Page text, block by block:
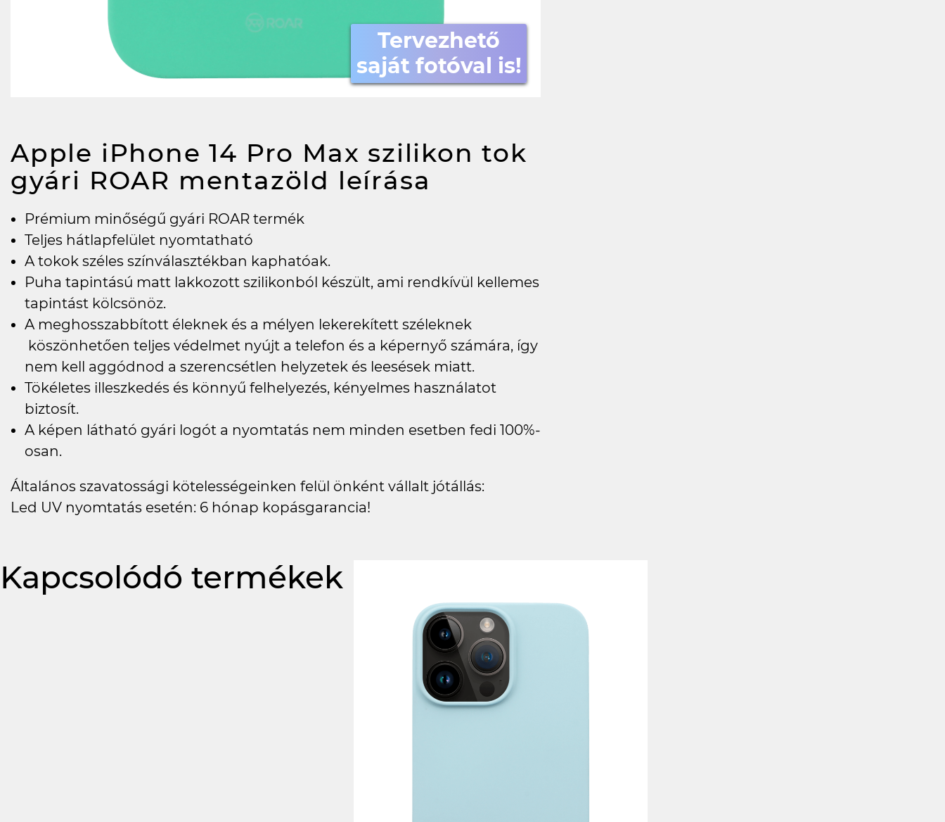
Tervezhető
saját fotóval is!
Apple iPhone 14 Pro Max szilikon tok
gyári ROAR mentazöld leírása
Prémium minőségű gyári ROAR termék
Teljes hátlapfelület nyomtatható
A tokok széles színválasztékban kaphatóak.
Puha tapintású matt lakkozott szilikonból készült, ami rendkívül kellemes
tapintást kölcsönöz.
A meghosszabbított éleknek és a mélyen lekerekített széleknek
köszönhetően teljes védelmet nyújt a telefon és a képernyő számára, így
nem kell aggódnod a szerencsétlen helyzetek és leesések miatt.
Tökéletes illeszkedés és könnyű felhelyezés, kényelmes használatot
biztosít.
A képen látható gyári logót a nyomtatás nem minden esetben fedi 100%-
osan.
Általános szavatossági kötelességeinken felül önként vállalt jótállás:
Led UV nyomtatás esetén: 6 hónap kopásgarancia!
Kapcsolódó termékek